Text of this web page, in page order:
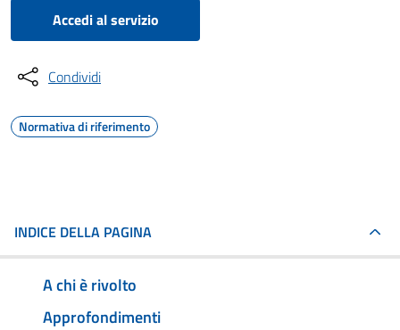
Accedi al servizio
Condividi
Normativa di riferimento
INDICE DELLA PAGINA
A chi è rivolto
Approfondimenti